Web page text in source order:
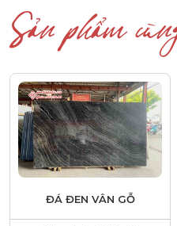
Sản phẩm
ĐÁ ĐEN VÂN GỖ